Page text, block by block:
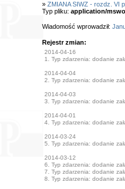
» ZMIANA SIWZ - rozdz. VI
Typ pliku: application/
Wiadomość wprowadził:
Rejestr zmian:
2014-04-16
1. Typ zdarzenia: dodanie
2014-04-04
2. Typ zdarzenia: dodanie
2014-04-03
3. Typ zdarzenia: dodanie
2014-04-01
4. Typ zdarzenia: dodanie
2014-03-24
5. Typ zdarzenia: dodanie
2014-03-12
6. Typ zdarzenia: dodanie
7. Typ zdarzenia: dodanie
8. Typ zdarzenia: dodanie